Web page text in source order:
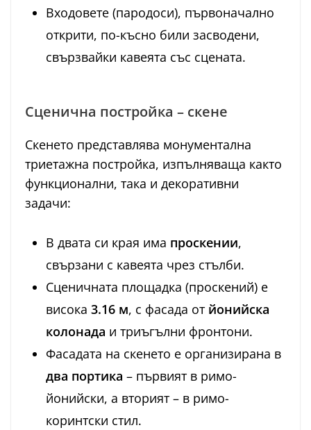
Входовете (пародоси), първоначално
открити, по-късно били засводени,
свързвайки кавеята със сцената.
Сценична постройка – скене
Скенето представлява монументална
триетажна постройка, изпълняваща както
функционални, така и декоративни
задачи:
В двата си края има проскении,
свързани с кавеята чрез стълби.
Сценичната площадка (проскений) е
висока 3.16 м, с фасада от йонийска
колонада и триъгълни фронтони.
Фасадата на скенето е организирана в
два портика – първият в римо-
йонийски, а вторият – в римо-
коринтски стил.